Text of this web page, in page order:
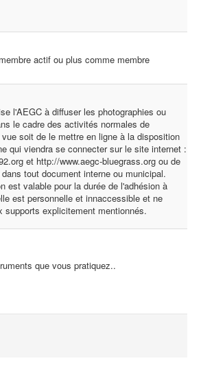
actif ou plus comme membre
l'AEGC à diffuser les photographies ou
le cadre des activités normales de
soit de le mettre en ligne à la disposition
qui viendra se connecter sur le site internet :
et http://www.aegc-bluegrass.org ou de
tout document interne ou municipal.
est valable pour la durée de l'adhésion à
est personnelle et innaccessible et ne
supports explicitement mentionnés.
que vous pratiquez..